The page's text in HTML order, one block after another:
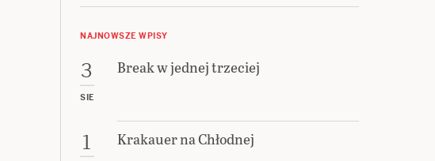
NAJNOWSZE WPISY
3
SIE
Break w jednej trzeciej
1 Krakauer na Chłodnej